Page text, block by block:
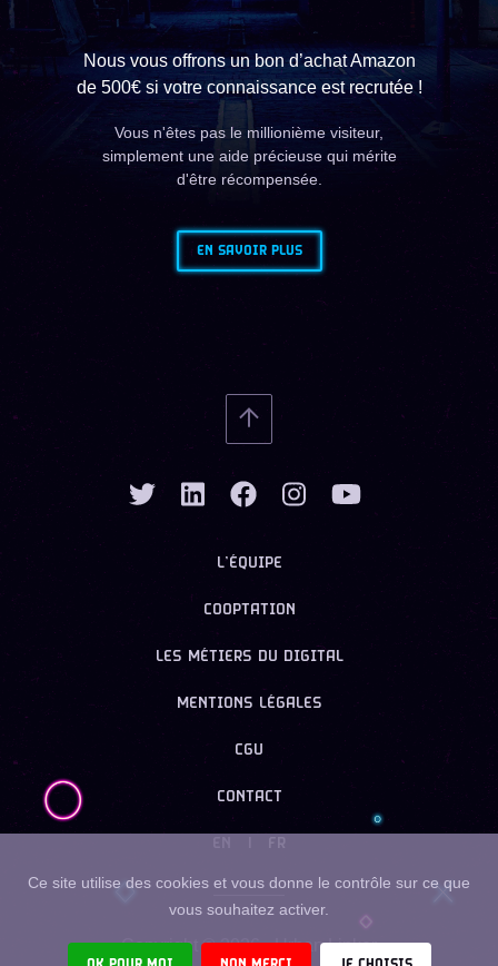
Nous vous offrons un bon d’achat Amazon
de 500€ si votre connaissance est recrutée !
Vous n'êtes pas le millionième visiteur,
simplement une aide précieuse qui mérite
d'être récompensée.
EN SAVOIR PLUS
L’ÉQUIPE
COOPTATION
LES MÉTIERS DU DIGITAL
MENTIONS LÉGALES
CGU
CONTACT
FR
Copyright ©2026- Urban Linker
Ce site utilise des cookies et vous donne le contrôle sur ce que
vous souhaitez activer.